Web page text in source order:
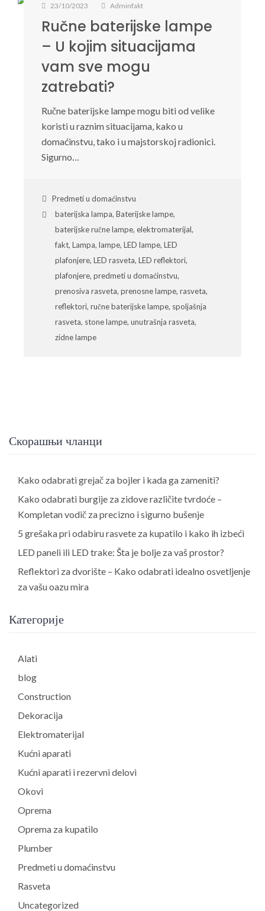
23/10/2023 Adminfakt
Ručne baterijske lampe
– U kojim situacijama
vam sve mogu
zatrebati?
Ručne baterijske lampe mogu biti od velike
koristi u raznim situacijama, kako u
domaćinstvu, tako i u majstorskoj radionici.
Sigurno…
Predmeti u domaćinstvu
baterijska lampa, Baterijske lampe,
baterijske ručne lampe, elektromaterijal,
fakt, Lampa, lampe, LED lampe, LED
plafonjere, LED rasveta, LED reflektori,
plafonjere, predmeti u domaćinstvu,
prenosiva rasveta, prenosne lampe, rasveta,
reflektori, ručne baterijske lampe, spoljašnja
rasveta, stone lampe, unutrašnja rasveta,
zidne lampe
Скорашњи чланци
Kako odabrati grejač za bojler i kada ga zameniti?
Kako odabrati burgije za zidove različite tvrdoće –
Kompletan vodič za precizno i sigurno bušenje
5 grešaka pri odabiru rasvete za kupatilo i kako ih izbeći
LED paneli ili LED trake: Šta je bolje za vaš prostor?
Reflektori za dvorište – Kako odabrati idealno osvetljenje
za vašu oazu mira
Категорије
Alati
blog
Construction
Dekoracija
Elektromaterijal
Kućni aparati
Kućni aparati i rezervni delovi
Okovi
Oprema
Oprema za kupatilo
Plumber
Predmeti u domaćinstvu
Rasveta
Uncategorized